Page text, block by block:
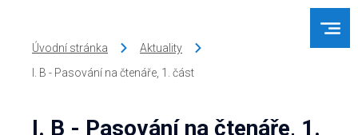
Úvodní stránka
Aktuality
I. B - Pasování na čtenáře, 1. část
I. B - Pasování na čtenáře, 1.